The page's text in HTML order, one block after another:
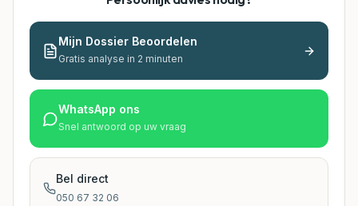
Mijn Dossier Beoordelen
Gratis analyse in 2 minuten
WhatsApp ons
Snel antwoord op uw vraag
Bel direct
050 67 32 06